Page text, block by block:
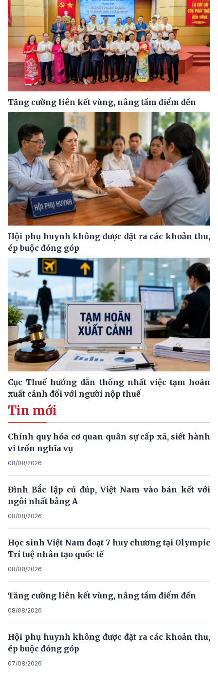
Tăng cường liên kết vùng, nâng tầm điểm đến
Hội phụ huynh không được đặt ra các khoản thu,
ép buộc đóng góp
Cục Thuế hướng dẫn thống nhất việc tạm hoãn
xuất cảnh đối với người nộp thuế
Tin mới
Chính quy hóa cơ quan quân sự cấp xã, siết hành
vi trốn nghĩa vụ
08/08/2026
Đình Bắc lập cú đúp, Việt Nam vào bán kết với
ngôi nhất bảng A
08/08/2026
Học sinh Việt Nam đoạt 7 huy chương tại Olympic
Trí tuệ nhân tạo quốc tế
08/08/2026
Tăng cường liên kết vùng, nâng tầm điểm đến
08/08/2026
Hội phụ huynh không được đặt ra các khoản thu,
ép buộc đóng góp
07/08/2026